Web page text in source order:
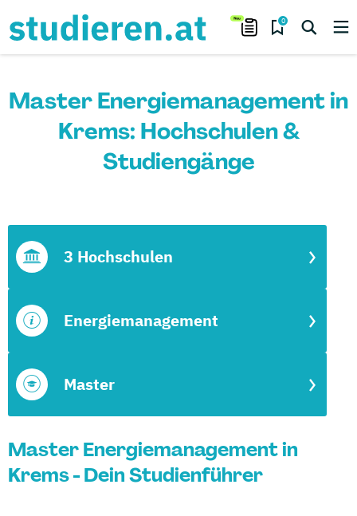
0
Master Energiemanagement in
Krems: Hochschulen &
Studiengänge
Master
Energiemanagement
3 Hochschulen
Master Energiemanagement in
Krems - Dein Studienführer